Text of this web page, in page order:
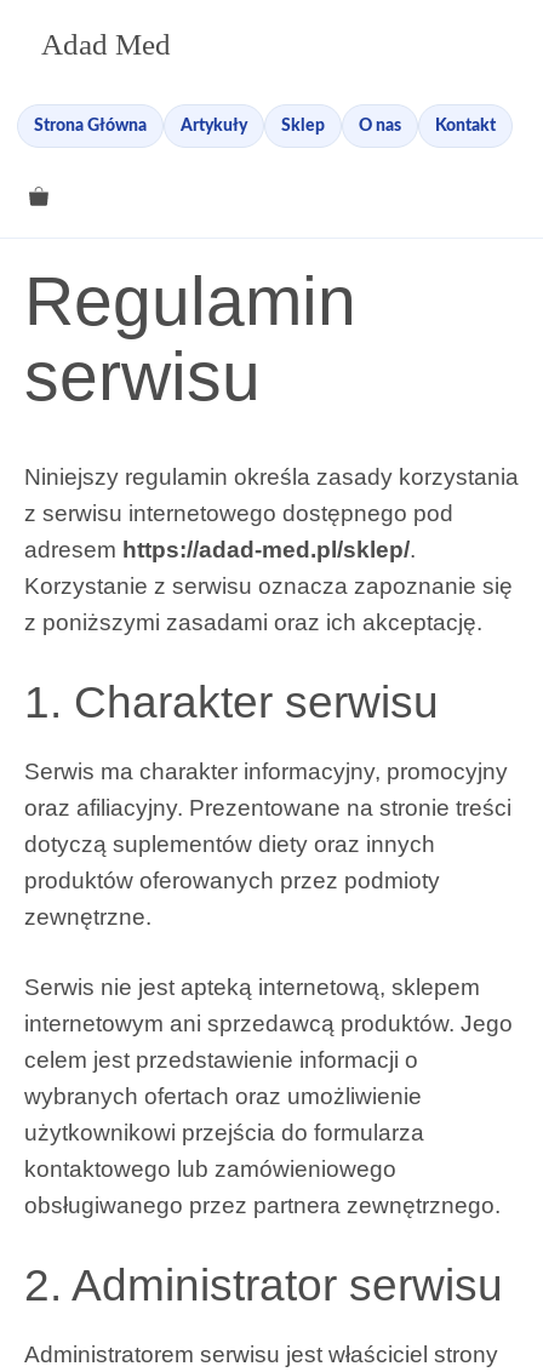
Adad Med
Strona Główna Artykuły Sklep O nas Kontakt
Regulamin
serwisu
Niniejszy regulamin określa zasady korzystania
z serwisu internetowego dostępnego pod
adresem https://adad-med.pl/sklep/.
Korzystanie z serwisu oznacza zapoznanie się
z poniższymi zasadami oraz ich akceptację.
1. Charakter serwisu
Serwis ma charakter informacyjny, promocyjny
oraz afiliacyjny. Prezentowane na stronie treści
dotyczą suplementów diety oraz innych
produktów oferowanych przez podmioty
zewnętrzne.
Serwis nie jest apteką internetową, sklepem
internetowym ani sprzedawcą produktów. Jego
celem jest przedstawienie informacji o
wybranych ofertach oraz umożliwienie
użytkownikowi przejścia do formularza
kontaktowego lub zamówieniowego
obsługiwanego przez partnera zewnętrznego.
2. Administrator serwisu
Administratorem serwisu jest właściciel strony